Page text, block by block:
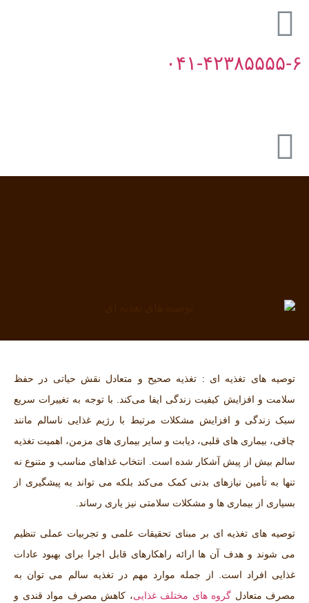
۰۴۱-۴۲۳۸۵۵۵۵-۶
توصیه‌ های تغذیه ‌ای : تغذیه صحیح و متعادل نقش حیاتی در حفظ
سلامت و افزایش کیفیت زندگی ایفا می‌کند. با توجه به تغییرات سریع
سبک زندگی و افزایش مشکلات مرتبط با رژیم غذایی ناسالم مانند
چاقی، بیماری ‌های قلبی، دیابت و سایر بیماری‌ های مزمن، اهمیت تغذیه
سالم بیش از پیش آشکار شده است. انتخاب غذاهای مناسب و متنوع نه
تنها به تأمین نیازهای بدنی کمک می‌کند بلکه می‌ تواند به پیشگیری از
بسیاری از بیماری ‌ها و مشکلات سلامتی نیز یاری رساند.
توصیه ‌های تغذیه ‌ای بر مبنای تحقیقات علمی و تجربیات عملی تنظیم
می ‌شوند و هدف آن‌ ها ارائه راهکارهای قابل اجرا برای بهبود عادات
غذایی افراد است. از جمله موارد مهم در تغذیه سالم می‌ توان به
مصرف متعادل گروه ‌های مختلف غذایی، کاهش مصرف مواد قندی و